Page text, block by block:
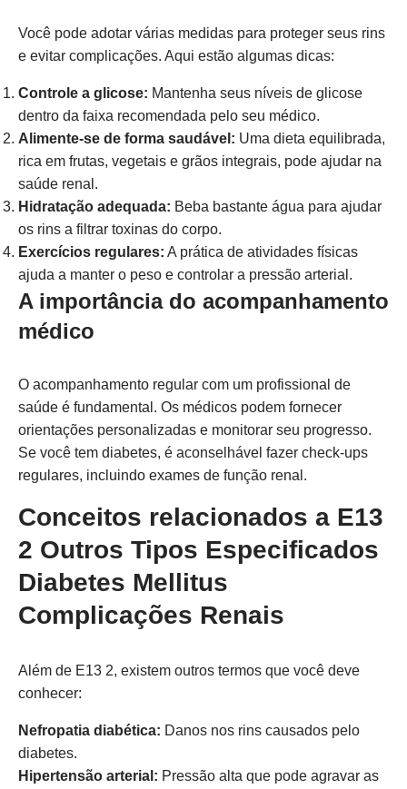
Você pode adotar várias medidas para proteger seus rins
e evitar complicações. Aqui estão algumas dicas:
Controle a glicose: Mantenha seus níveis de glicose
dentro da faixa recomendada pelo seu médico.
Alimente-se de forma saudável: Uma dieta equilibrada,
rica em frutas, vegetais e grãos integrais, pode ajudar na
saúde renal.
Hidratação adequada: Beba bastante água para ajudar
os rins a filtrar toxinas do corpo.
Exercícios regulares: A prática de atividades físicas
ajuda a manter o peso e controlar a pressão arterial.
A importância do acompanhamento
médico
O acompanhamento regular com um profissional de
saúde é fundamental. Os médicos podem fornecer
orientações personalizadas e monitorar seu progresso.
Se você tem diabetes, é aconselhável fazer check-ups
regulares, incluindo exames de função renal.
Conceitos relacionados a E13
2 Outros Tipos Especificados
Diabetes Mellitus
Complicações Renais
Além de E13 2, existem outros termos que você deve
conhecer:
Nefropatia diabética: Danos nos rins causados pelo
diabetes.
Hipertensão arterial: Pressão alta que pode agravar as